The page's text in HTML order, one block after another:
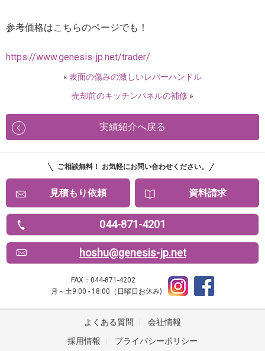
参考価格はこちらのページでも！
https://www.genesis-jp.net/trader/
« 表面の傷みの激しいレバーハンドル
売却前のキッチンパネルの補修 »
実績紹介へ戻る
ご相談無料！ お気軽にお問い合わせください。
見積もり依頼 資料請求
044-871-4201
hoshu@genesis-jp.net
FAX：044-871-4202
月～土9:00 - 18:00（日曜日お休み)
よくある質問
会社情報
採用情報
プライバシーポリシー